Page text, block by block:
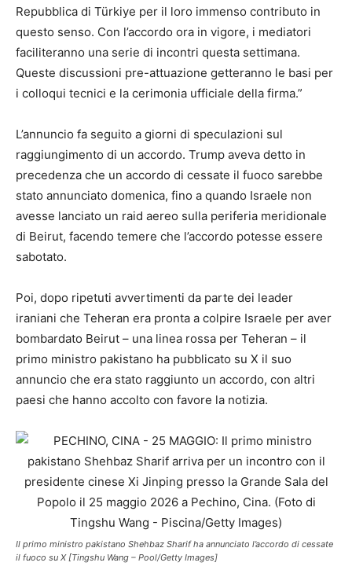
Repubblica di Türkiye per il loro immenso contributo in
questo senso. Con l’accordo ora in vigore, i mediatori
faciliteranno una serie di incontri questa settimana.
Queste discussioni pre-attuazione getteranno le basi per
i colloqui tecnici e la cerimonia ufficiale della firma.”
L’annuncio fa seguito a giorni di speculazioni sul
raggiungimento di un accordo. Trump aveva detto in
precedenza che un accordo di cessate il fuoco sarebbe
stato annunciato domenica, fino a quando Israele non
avesse lanciato un raid aereo sulla periferia meridionale
di Beirut, facendo temere che l’accordo potesse essere
sabotato.
Poi, dopo ripetuti avvertimenti da parte dei leader
iraniani che Teheran era pronta a colpire Israele per aver
bombardato Beirut – una linea rossa per Teheran – il
primo ministro pakistano ha pubblicato su X il suo
annuncio che era stato raggiunto un accordo, con altri
paesi che hanno accolto con favore la notizia.
Il primo ministro pakistano Shehbaz Sharif ha annunciato l’accordo di cessate
il fuoco su X [Tingshu Wang – Pool/Getty Images]